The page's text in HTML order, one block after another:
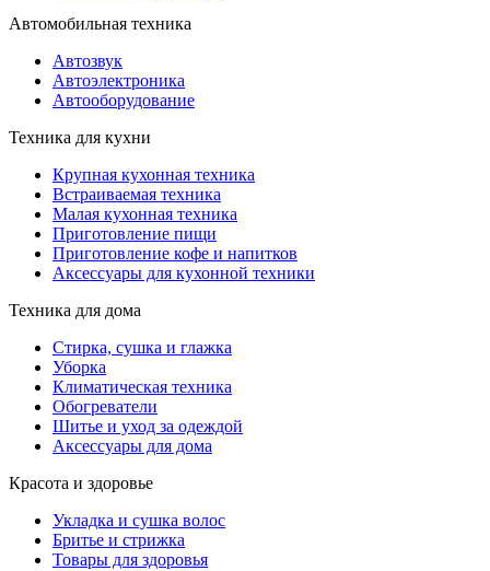
Автомобильная техника
Автозвук
Автоэлектроника
Автооборудование
Техника для кухни
Крупная кухонная техника
Встраиваемая техника
Малая кухонная техника
Приготовление пищи
Приготовление кофе и напитков
Аксессуары для кухонной техники
Техника для дома
Стирка, сушка и глажка
Уборка
Климатическая техника
Обогреватели
Шитье и уход за одеждой
Аксессуары для дома
Красота и здоровье
Укладка и сушка волос
Бритье и стрижка
Товары для здоровья